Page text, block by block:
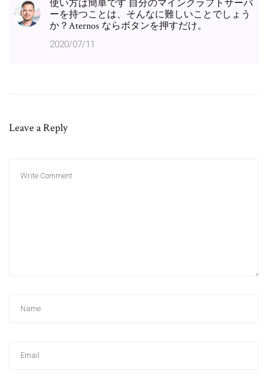
使い方は簡単です 自分のマインクラフトサーバ
ーを持つことは、そんなに難しいことでしょう
か？Aternos ならボタンを押すだけ。
2020/07/11
Leave a Reply